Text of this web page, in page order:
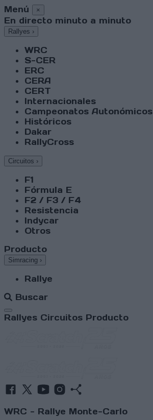
Menú ×
En directo minuto a minuto
Rallyes ›
WRC
S-CER
ERC
CERA
CERT
Internacionales
Campeonatos Autonómicos
Históricos
Dakar
RallyCross
Circuitos ›
F1
Fórmula E
F2 / F3 / F4
Resistencia
Indycar
Otros
Producto
Simracing ›
Rallye
Buscar
Abrir menú
Rallyes Circuitos Producto
WRC - Rallye Monte-Carlo